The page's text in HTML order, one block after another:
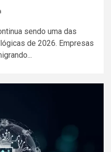
sendo uma das
de 2026. Empresas